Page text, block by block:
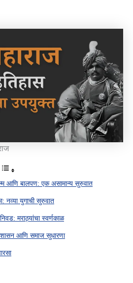
आणि बालपण: एक असामान्य सुरुवात
युगाची सुरुवात
मराठ्यांचा स्वर्णकाळ
आणि समाज सुधारणा